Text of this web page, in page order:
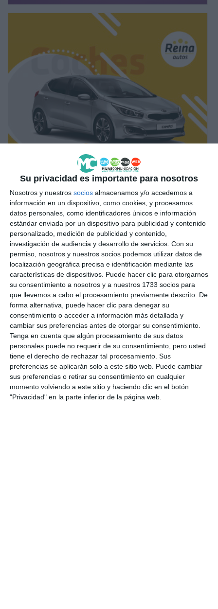
Su privacidad es importante para nosotros
Nosotros y nuestros socios almacenamos y/o accedemos a
información en un dispositivo, como cookies, y procesamos
datos personales, como identificadores únicos e información
estándar enviada por un dispositivo para publicidad y contenido
personalizado, medición de publicidad y contenido,
investigación de audiencia y desarrollo de servicios. Con su
permiso, nosotros y nuestros socios podemos utilizar datos de
localización geográfica precisa e identificación mediante las
características de dispositivos. Puede hacer clic para otorgarnos
su consentimiento a nosotros y a nuestros 1733 socios para
que llevemos a cabo el procesamiento previamente descrito. De
forma alternativa, puede hacer clic para denegar su
consentimiento o acceder a información más detallada y
cambiar sus preferencias antes de otorgar su consentimiento.
Tenga en cuenta que algún procesamiento de sus datos
personales puede no requerir de su consentimiento, pero usted
tiene el derecho de rechazar tal procesamiento. Sus
preferencias se aplicarán solo a este sitio web. Puede cambiar
sus preferencias o retirar su consentimiento en cualquier
momento volviendo a este sitio y haciendo clic en el botón
"Privacidad" en la parte inferior de la página web.